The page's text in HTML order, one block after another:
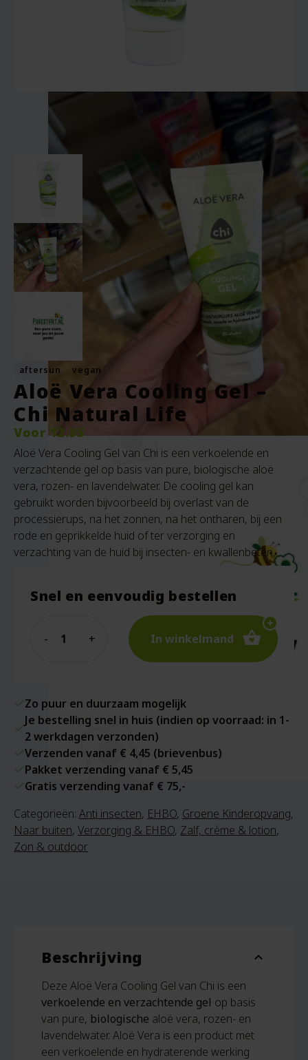
aftersun vegan
Aloë Vera Cooling Gel –
Chi Natural Life
Voor12.95
Aloë Vera Cooling Gel van Chi is een verkoelende en
verzachtende gel op basis van pure, biologische aloë
vera, rozen- en lavendelwater. De cooling gel kan
gebruikt worden bijvoorbeeld bij overlast van de
processierups, na het zonnen, na het ontharen, bij een
rode en geprikkelde huid of ter verzorging en
verzachting van de huid bij insecten- en kwallenbeten.
Snel en eenvoudig bestellen
In winkelmand
Zo puur en duurzaam mogelijk
Je bestelling snel in huis (indien op voorraad: in 1-
2 werkdagen verzonden)
Verzenden vanaf € 4,45 (brievenbus)
Pakket verzending vanaf € 5,45
Gratis verzending vanaf € 75,-
Categorieën: Anti insecten, EHBO, Groene Kinderopvang,
Naar buiten, Verzorging & EHBO, Zalf, crème & lotion,
Zon & outdoor
Beschrijving expand_more
Deze Aloë Vera Cooling Gel van Chi is een
verkoelende en verzachtende gel op basis
van pure, biologische aloë vera, rozen- en
lavendelwater. Aloë Vera is een product met
een verkoelende en hydraterende werking